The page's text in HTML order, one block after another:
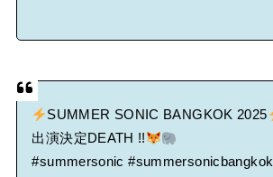
SUMMER SONIC BANGKOK 2025
出演決定DEATH !!
#summersonic #summersonicbangkok